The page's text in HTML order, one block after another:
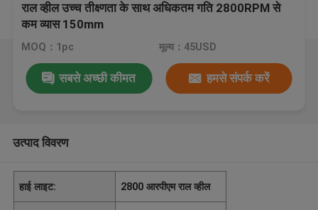
राल व्हील उच्च तीक्ष्णता के साथ अधिकतम गति 2800RPM से
कम व्यास 150mm
MOQ：1pc मूल्य：45USD
सबसे अच्छी कीमत हमसे संपर्क करें
उत्पाद विवरण
हाई लाइट: 2800 आरपीएम राल व्हील